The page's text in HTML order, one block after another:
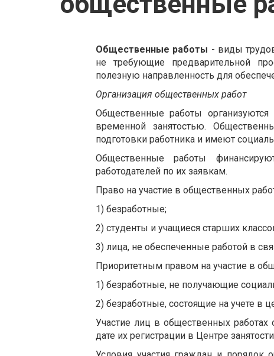
Общественные работы - виды
не требующие предварительной
полезную направленность для
Организация общественных работ
Общественные работы организуются
временной занятостью.
подготовки работника и имеют
Общественные работы
работодателей по их заявкам.
Право на участие в общественных
1) безработные;
2) студенты и учащиеся старших
3) лица, не обеспеченные работой в
Приоритетным правом на участие в
1) безработные, не получающие
2) безработные, состоящие на учете в
Участие лиц в общественных работах
дате их регистрации в Центре